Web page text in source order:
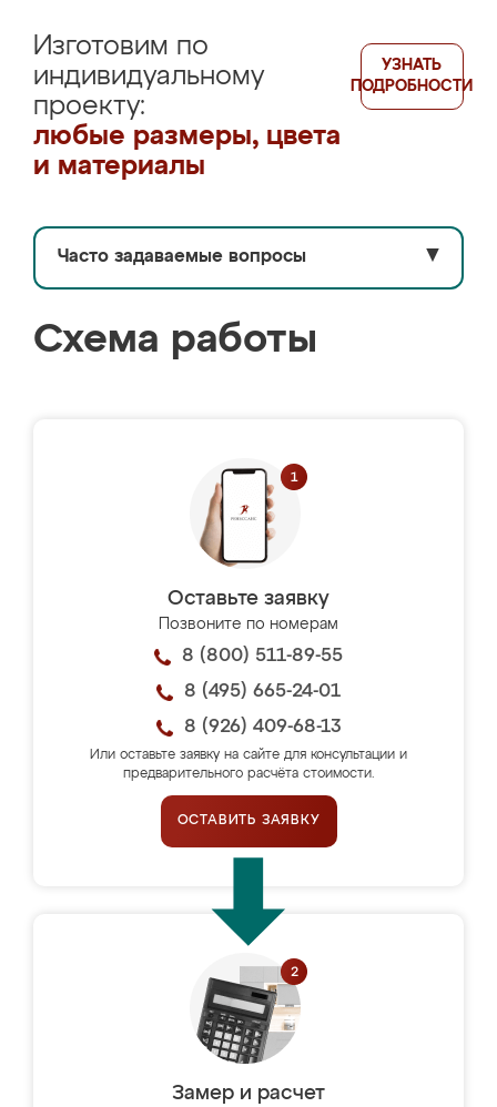
Изготовим по
индивидуальному
проекту:
любые размеры, цвета
и материалы
УЗНАТЬ
ПОДРОБНОСТИ
Часто задаваемые вопросы ▼
Схема работы
Оставьте заявку
Позвоните по номерам
8 (800) 511-89-55
8 (495) 665-24-01
8 (926) 409-68-13
Или оставьте заявку на сайте для консультации и
предварительного расчёта стоимости.
ОСТАВИТЬ ЗАЯВКУ
Замер и расчет